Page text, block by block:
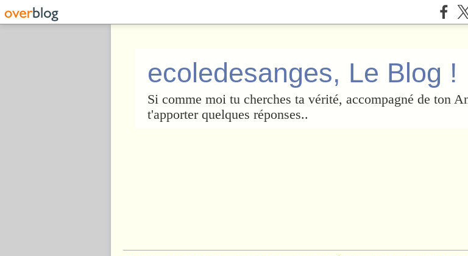
ecoledesanges, Le Blog !
Si comme moi tu cherches ta vérité, accompagné de ton
t'apporter quelques réponses..